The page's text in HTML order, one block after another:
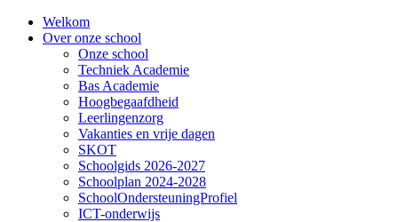
Welkom
Over onze school
Onze school
Techniek Academie
Bas Academie
Hoogbegaafdheid
Leerlingenzorg
Vakanties en vrije dagen
SKOT
Schoolgids 2026-2027
Schoolplan 2024-2028
SchoolOndersteuningProfiel
ICT-onderwijs